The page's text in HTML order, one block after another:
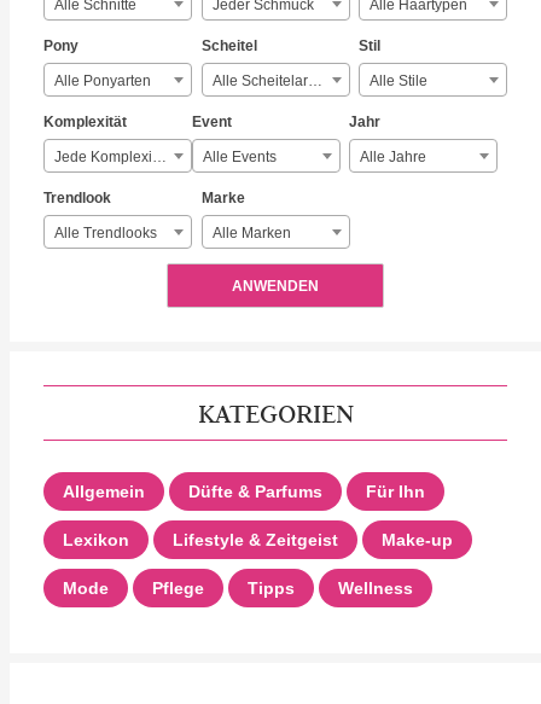
Alle Schnitte Jeder Schmuck Alle Haartypen
Pony
Alle Ponyarten
Scheitel
Alle Scheitelarten
Stil
Alle Stile
Komplexität
Jede Komplexität
Event
Alle Events
Jahr
Alle Jahre
Trendlook
Alle Trendlooks
Marke
Alle Marken
ANWENDEN
KATEGORIEN
Allgemein Düfte & Parfums Für Ihn
Lexikon Lifestyle & Zeitgeist Make-up
Mode Pflege Tipps Wellness